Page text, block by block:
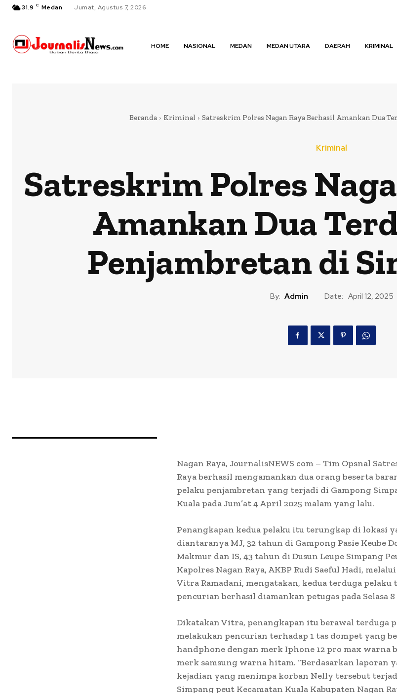
31.9 C Medan Jumat, Agustus 7, 2026
HOME NASIONAL MEDAN MEDAN UTARA DAERAH KRIMINAL
Beranda Kriminal Satreskrim Polres Nagan Raya Berhasil Amankan Dua
Kriminal
Satreskrim Polres
Amankan Dua
Penjambretan di
By: Admin Date: April 12, 2025
Nagan Raya, JournalisNEWS com – Tim Opsnal
Raya berhasil mengamankan dua orang beserta
pelaku penjambretan yang terjadi di Gampong
Kuala pada Jum’at 4 April 2025 malam yang lalu.
Penangkapan kedua pelaku itu terungkap di lokasi
diantaranya MJ, 32 tahun di Gampong Pasie Keube
Makmur dan IS, 43 tahun di Dusun Leupe Simpang
Kapolres Nagan Raya, AKBP Rudi Saeful Hadi,
Vitra Ramadani, mengatakan, kedua terduga pelaku
pencurian berhasil diamankan petugas pada Selasa
Dikatakan Vitra, penangkapan itu berawal terduga
melakukan pencurian terhadap 1 tas dompet yang
handphone dengan merk Iphone 12 pro max warna
merk samsung warna hitam. “Berdasarkan laporan
kejadian yang menimpa korban Nelly tersebut
Simpang peut Kecamatan Kuala Kabupaten Nagan